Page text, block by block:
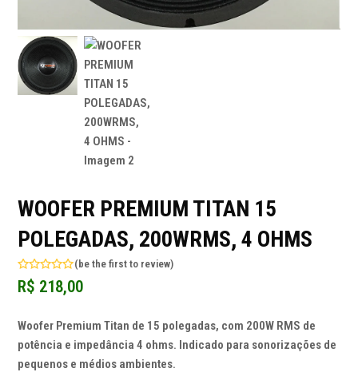
WOOFER PREMIUM TITAN 15
POLEGADAS, 200WRMS, 4 OHMS
Avaliação
0
( be the first to review)
R$ 218,00
Woofer Premium Titan de 15 polegadas, com 200W RMS de
potência e impedância 4 ohms. Indicado para sonorizações de
pequenos e médios ambientes.